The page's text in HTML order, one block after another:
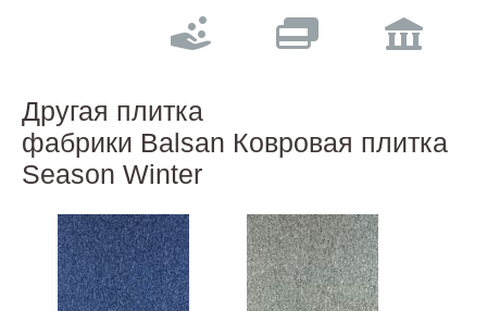
Другая плитка
фабрики Balsan Ковровая плитка
Season Winter